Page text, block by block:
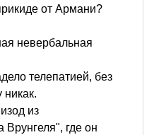
от Армани?
невербальная
телепатией, без
никак.
из
где он